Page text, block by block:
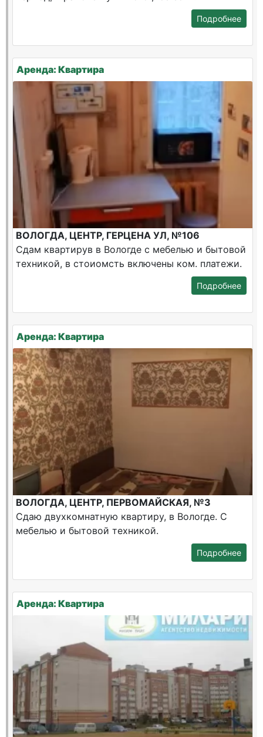
Подробнее
Аренда: Квартира
ВОЛОГДА, ЦЕНТР, ГЕРЦЕНА УЛ, №106
Сдам квартирув в Вологде с мебелью и бытовой
техникой, в стоиомсть включены ком. платежи.
Подробнее
Аренда: Квартира
ВОЛОГДА, ЦЕНТР, ПЕРВОМАЙСКАЯ, №3
Сдаю двухкомнатную квартиру, в Вологде. С
мебелью и бытовой техникой.
Подробнее
Аренда: Квартира